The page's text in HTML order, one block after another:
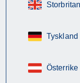
Tyskland
Österrike